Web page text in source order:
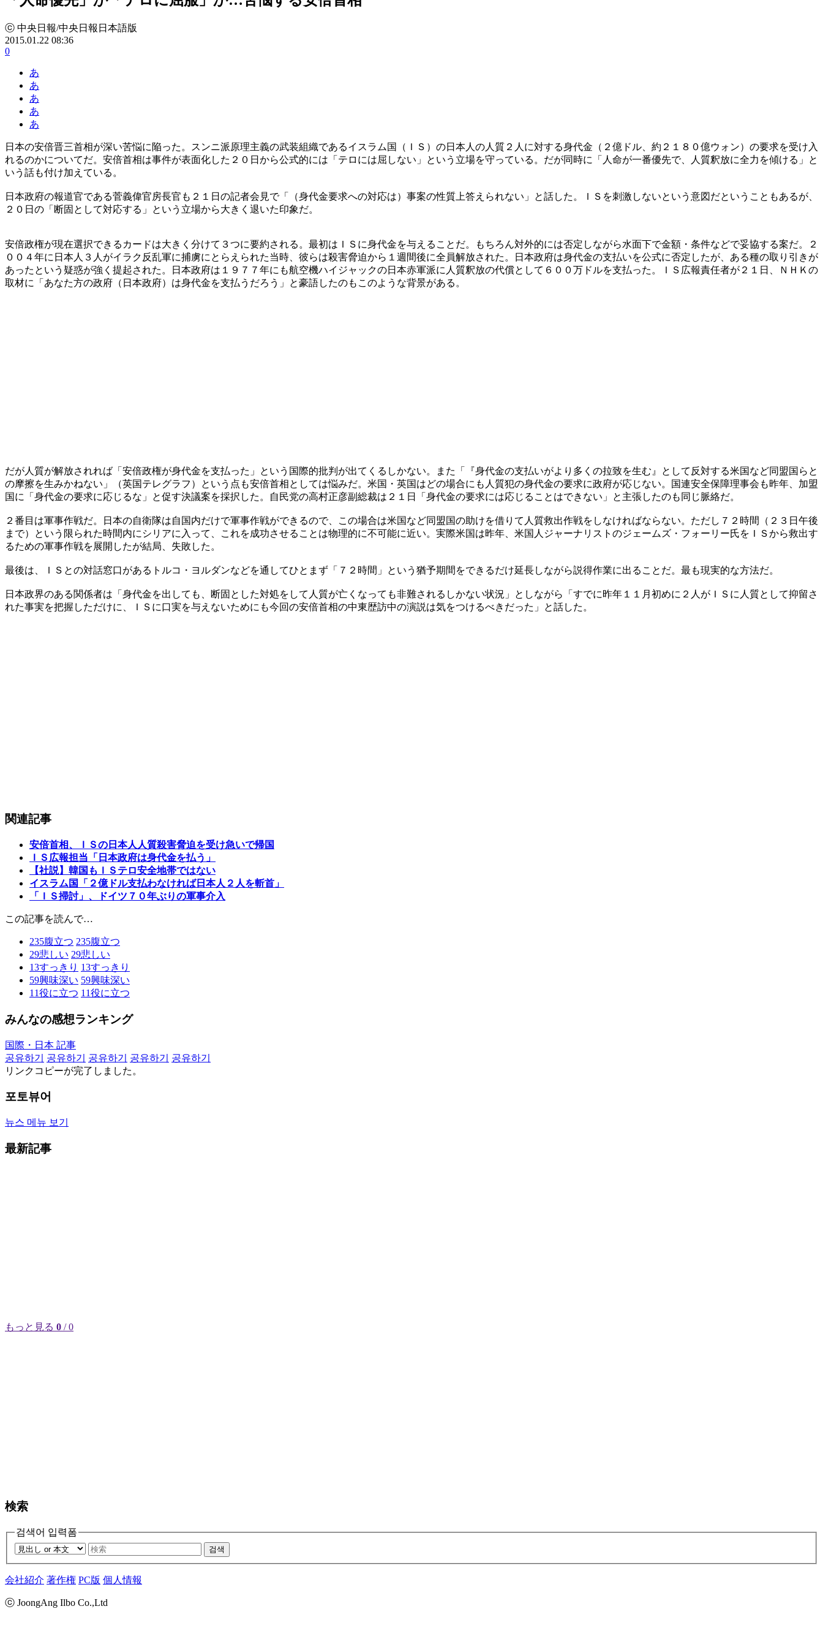
ⓒ 中央日報/中央日報日本語版
2015.01.22 08:36
0
あ
あ
あ
あ
あ
日本の安倍晋三首相が深い苦悩に陥った。スンニ派原理主義の武装組織であるイスラム国（ＩＳ）の日本人の人質２人に対する身代金（２億ドル、約２１８０億ウォン）の要求を受け入
れるのかについてだ。安倍首相は事件が表面化した２０日から公式的には「テロには屈しない」という立場を守っている。だが同時に「人命が一番優先で、人質釈放に全力を傾ける」と
いう話も付け加えている。
日本政府の報道官である菅義偉官房長官も２１日の記者会見で「（身代金要求への対応は）事案の性質上答えられない」と話した。ＩＳを刺激しないという意図だということもあるが、
２０日の「断固として対応する」という立場から大きく退いた印象だ。
安倍政権が現在選択できるカードは大きく分けて３つに要約される。最初はＩＳに身代金を与えることだ。もちろん対外的には否定しながら水面下で金額・条件などで妥協する案だ。２
００４年に日本人３人がイラク反乱軍に捕虜にとらえられた当時、彼らは殺害脅迫から１週間後に全員解放された。日本政府は身代金の支払いを公式に否定したが、ある種の取り引きが
あったという疑惑が強く提起された。日本政府は１９７７年にも航空機ハイジャックの日本赤軍派に人質釈放の代償として６００万ドルを支払った。ＩＳ広報責任者が２１日、ＮＨＫの
取材に「あなた方の政府（日本政府）は身代金を支払うだろう」と豪語したのもこのような背景がある。
だが人質が解放されれば「安倍政権が身代金を支払った」という国際的批判が出てくるしかない。また「『身代金の支払いがより多くの拉致を生む』として反対する米国など同盟国らと
の摩擦を生みかねない」（英国テレグラフ）という点も安倍首相としては悩みだ。米国・英国はどの場合にも人質犯の身代金の要求に政府が応じない。国連安全保障理事会も昨年、加盟
国に「身代金の要求に応じるな」と促す決議案を採択した。自民党の高村正彦副総裁は２１日「身代金の要求には応じることはできない」と主張したのも同じ脈絡だ。
２番目は軍事作戦だ。日本の自衛隊は自国内だけで軍事作戦ができるので、この場合は米国など同盟国の助けを借りて人質救出作戦をしなければならない。ただし７２時間（２３日午後
まで）という限られた時間内にシリアに入って、これを成功させることは物理的に不可能に近い。実際米国は昨年、米国人ジャーナリストのジェームズ・フォーリー氏をＩＳから救出す
るための軍事作戦を展開したが結局、失敗した。
最後は、ＩＳとの対話窓口があるトルコ・ヨルダンなどを通してひとまず「７２時間」という猶予期間をできるだけ延長しながら説得作業に出ることだ。最も現実的な方法だ。
日本政界のある関係者は「身代金を出しても、断固とした対処をして人質が亡くなっても非難されるしかない状況」としながら「すでに昨年１１月初めに２人がＩＳに人質として抑留さ
れた事実を把握しただけに、ＩＳに口実を与えないためにも今回の安倍首相の中東歴訪中の演説は気をつけるべきだった」と話した。
関連記事
安倍首相、ＩＳの日本人人質殺害脅迫を受け急いで帰国
ＩＳ広報担当「日本政府は身代金を払う」
【社説】韓国もＩＳテロ安全地帯ではない
イスラム国「２億ドル支払わなければ日本人２人を斬首」
「ＩＳ掃討」、ドイツ７０年ぶりの軍事介入
この記事を読んで…
235腹立つ 235腹立つ
29悲しい 29悲しい
13すっきり 13すっきり
59興味深い 59興味深い
11役に立つ 11役に立つ
みんなの感想ランキング
国際・日本 記事
공유하기
공유하기 공유하기 공유하기
공유하기
リンクコピーが完了しました。
포토뷰어
뉴스 메뉴 보기
最新記事
もっと見る 0 / 0
検索
검색어 입력폼
검색
会社紹介 著作権 PC版 個人情報
ⓒ JoongAng Ilbo Co.,Ltd